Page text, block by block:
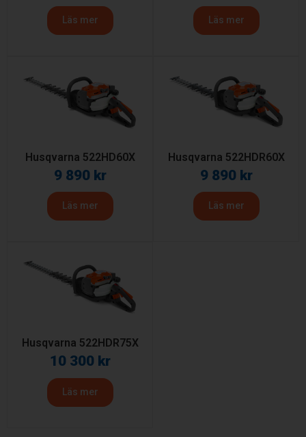
Läs mer Läs mer
Husqvarna 522HD60X
9 890 kr
Läs mer
Husqvarna 522HDR60X
9 890 kr
Läs mer
Husqvarna 522HDR75X
10 300 kr
Läs mer